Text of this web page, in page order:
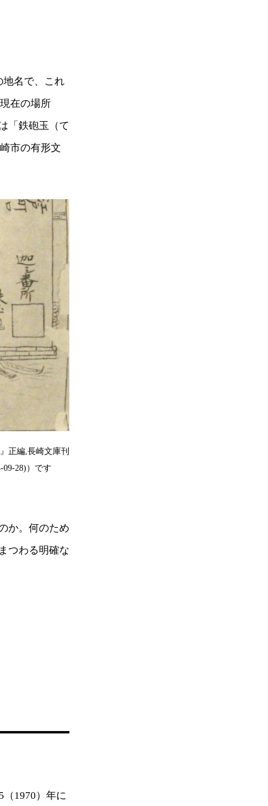
地名で、これ
在の場所
「鉄砲玉（て
市の有形文
正編,長崎文庫刊
09-28)）です
か。何のため
つわる明確な
1970）年に